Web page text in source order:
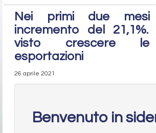
Nei primi due mesi
incremento del 21,1%.
visto crescere le
esportazioni
26 aprile 2021
Benvenuto in